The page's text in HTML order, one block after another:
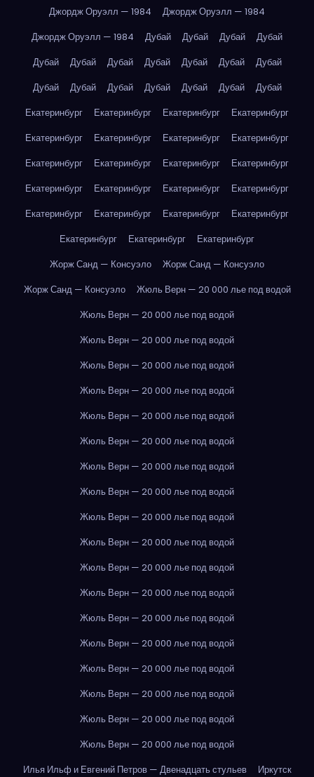
Джордж Оруэлл — 1984
Джордж Оруэлл — 1984
Джордж Оруэлл — 1984
Дубай Дубай Дубай
Дубай
Дубай
Дубай Дубай Дубай Дубай Дубай
Дубай
Дубай
Дубай Дубай Дубай Дубай Дубай
Дубай
Екатеринбург
Екатеринбург Екатеринбург
Екатеринбург
Екатеринбург
Екатеринбург Екатеринбург
Екатеринбург
Екатеринбург
Екатеринбург Екатеринбург
Екатеринбург
Екатеринбург
Екатеринбург Екатеринбург
Екатеринбург
Екатеринбург
Екатеринбург Екатеринбург
Екатеринбург
Екатеринбург
Екатеринбург
Екатеринбург
Жорж Санд — Консуэло
Жорж Санд — Консуэло
Жорж Санд — Консуэло
Жюль Верн — 20 000 лье под водой
Жюль Верн — 20 000 лье под водой
Жюль Верн — 20 000 лье под водой
Жюль Верн — 20 000 лье под водой
Жюль Верн — 20 000 лье под водой
Жюль Верн — 20 000 лье под водой
Жюль Верн — 20 000 лье под водой
Жюль Верн — 20 000 лье под водой
Жюль Верн — 20 000 лье под водой
Жюль Верн — 20 000 лье под водой
Жюль Верн — 20 000 лье под водой
Жюль Верн — 20 000 лье под водой
Жюль Верн — 20 000 лье под водой
Жюль Верн — 20 000 лье под водой
Жюль Верн — 20 000 лье под водой
Жюль Верн — 20 000 лье под водой
Жюль Верн — 20 000 лье под водой
Жюль Верн — 20 000 лье под водой
Жюль Верн — 20 000 лье под водой
Илья Ильф и Евгений Петров — Двенадцать стульев
Иркутск